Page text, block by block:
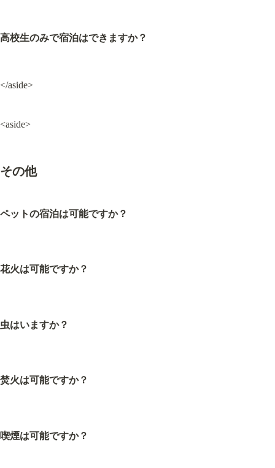
高校生のみで宿泊はできますか？
</aside>
<aside>
その他
ペットの宿泊は可能ですか？
花火は可能ですか？
虫はいますか？
焚火は可能ですか？
喫煙は可能ですか？